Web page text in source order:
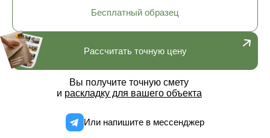
Рассчитать точную цену
Вы получите точную смету
и раскладку для вашего объекта
Или напишите в мессенджер
Бесплатный образец